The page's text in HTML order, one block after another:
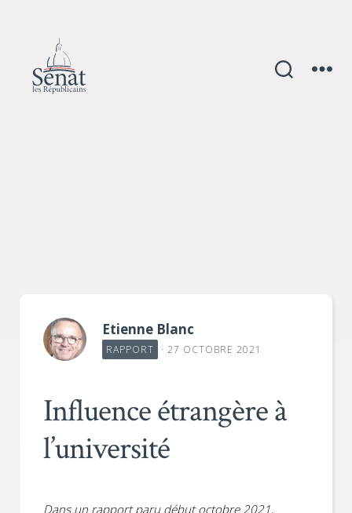
Catégories
Etienne Blanc
RAPPORT · 27 OCTOBRE 2021
Influence étrangère à
l’université
Dans un rapport paru début octobre 2021,